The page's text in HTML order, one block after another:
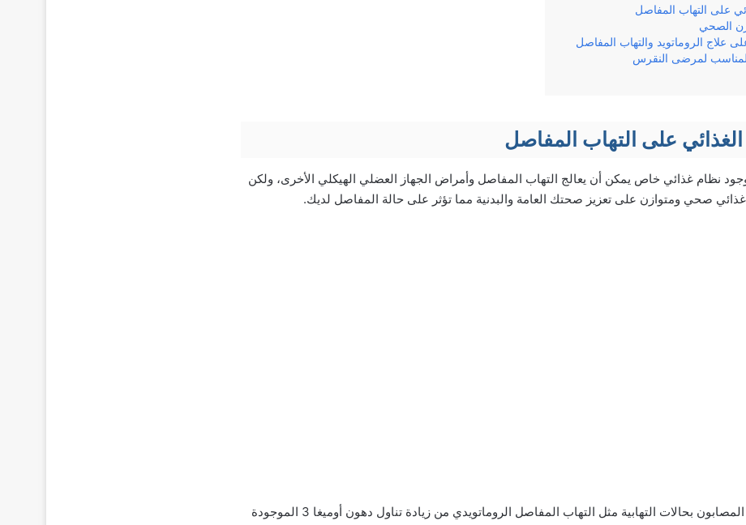
على التهاب المفاصل
الصحي
المناسب لمرضى النقرس
الغذائي على التهاب المفاصل
نظام غذائي خاص يمكن أن يعالج التهاب المفاصل وأمراض الجهاز العضلي الهيكلي الأخرى، ولكن
غذائي صحي ومتوازن على تعزيز صحتك العامة والبدنية مما تؤثر على حالة المفاصل لديك.
قد يستفيد الأشخاص المصابون بحالات التهابية مثل التهاب المفاصل الروماتويدي من زيادة تناول دهون أوميغا 3 الموجودة